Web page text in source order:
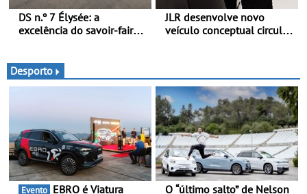
DS n.º 7 Élysée: a
excelência do savoir-faire
Francesa
JLR desenvolve novo
veículo conceptual circular
Cornerstone
Desporto
Evento
O “último salto” de Nelson